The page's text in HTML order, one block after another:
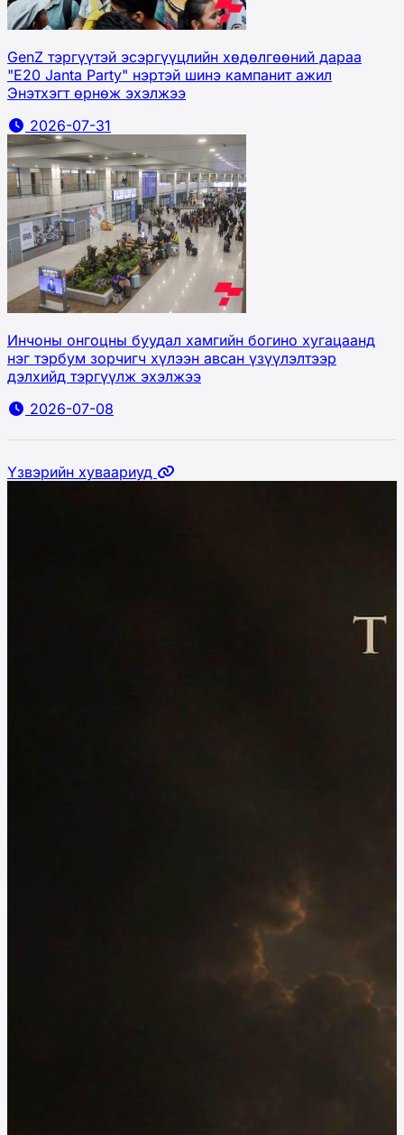
GenZ тэргүүтэй эсэргүүцлийн хөдөлгөөний дараа
"E20 Janta Party" нэртэй шинэ кампанит ажил
Энэтхэгт өрнөж эхэлжээ
2026-07-31
Инчоны онгоцны буудал хамгийн богино хугацаанд
нэг тэрбум зорчигч хүлээн авсан үзүүлэлтээр
дэлхийд тэргүүлж эхэлжээ
2026-07-08
Үзвэрийн хуваариуд